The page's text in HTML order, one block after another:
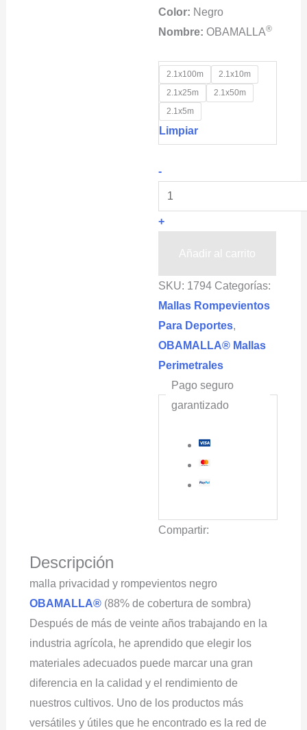
hasta
Color: Negro
Nombre: OBAMALLA®
2.1x100m
2.1x10m
2.1x25m
2.1x50m
2.1x5m
Limpiar
-OBAMALLA®
Malla
Privacidad
y
Rompevientos,
Negro
(Cobertura
de
sombra
88%)
cantidad
+
Añadir al carrito
SKU: 1794 Categorías:
Mallas Rompevientos
Para Deportes,
OBAMALLA® Mallas
Perimetrales
Pago seguro
garantizado
Compartir:
Descripción
malla privacidad y rompevientos negro
OBAMALLA®(88% de cobertura de sombra)
Después de más de veinte años trabajando en la
industria agrícola, he aprendido que elegir los
materiales adecuados puede marcar una gran
diferencia en la calidad y el rendimiento de
nuestros cultivos. Uno de los productos más
versátiles y útiles que he encontrado es la red de